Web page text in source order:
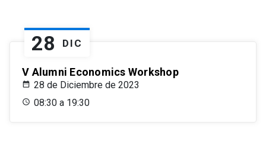
28 DIC
V Alumni Economics Workshop
28 de Diciembre de 2023
08:30 a 19:30